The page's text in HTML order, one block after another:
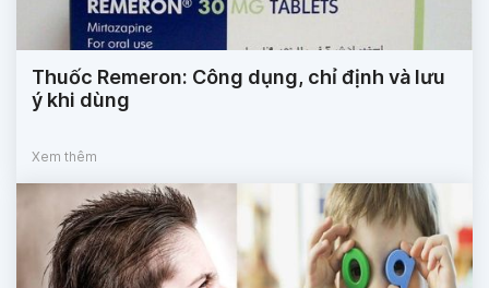
Thuốc Remeron: Công dụng, chỉ định và lưu
ý khi dùng
Xem thêm